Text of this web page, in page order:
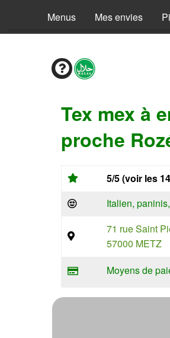
Menus Mes envies
Tex mex à
proche
5/5 (voir les
Italien,
71 rue Saint
57000 METZ
Moyens de